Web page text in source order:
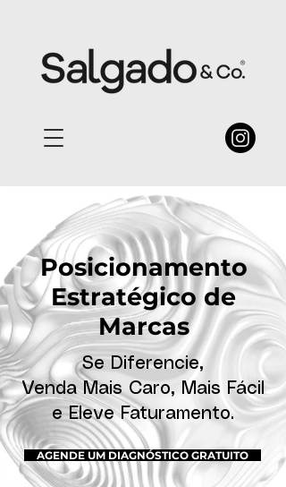
Posicionamento
Estratégico de
Marcas
Se Diferencie,
Venda Mais Caro, Mais Fácil
e Eleve Faturamento.
AGENDE UM DIAGNÓSTICO GRATUITO